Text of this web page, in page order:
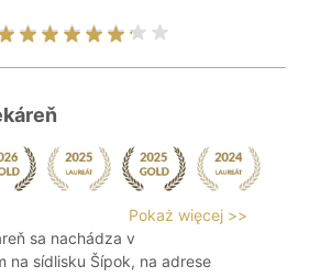
Pokaż więcej >>
sa nachádza v
na sídlisku Šípok, na adrese